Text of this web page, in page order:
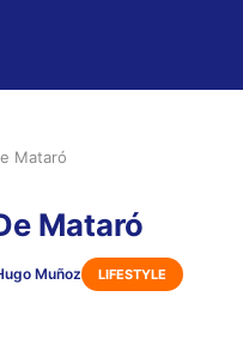
Mataró
Mataró
Muñoz LIFESTYLE